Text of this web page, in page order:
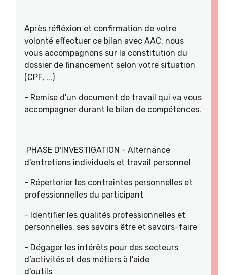
Après réfléxion et confirmation de votre
volonté effectuer ce bilan avec AAC, nous
vous accompagnons sur la constitution du
dossier de financement selon votre situation
(CPF, ...)
- Remise d'un document de travail qui va vous
accompagner durant le bilan de compétences.
PHASE D'INVESTIGATION - Alternance
d'entretiens individuels et travail personnel
- Répertorier les contraintes personnelles et
professionnelles du participant
- Identifier les qualités professionnelles et
personnelles, ses savoirs être et savoirs-faire
- Dégager les intérêts pour des secteurs
d’activités et des métiers à l'aide
d'outils